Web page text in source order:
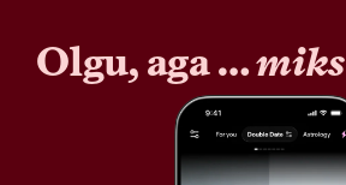
Olgu, aga …miks